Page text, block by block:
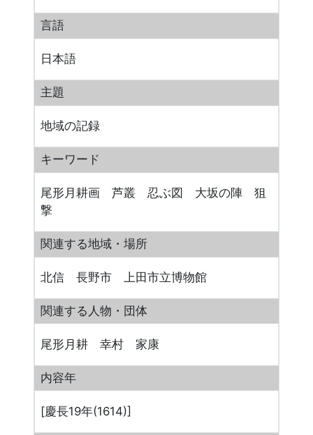
言語
日本語
主題
地域の記録
キーワード
尾形月耕画 芦叢 忍ぶ図 大坂の陣 狙
撃
関連する地域・場所
北信 長野市 上田市立博物館
関連する人物・団体
尾形月耕 幸村 家康
内容年
[慶長19年(1614)]